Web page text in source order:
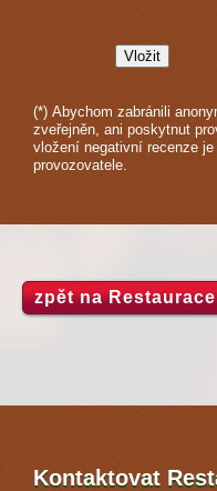
(*) Abychom zabránili
zveřejněn, ani poskytnut
vložení negativní recenze
provozovatele.
zpět na
Kontaktovat